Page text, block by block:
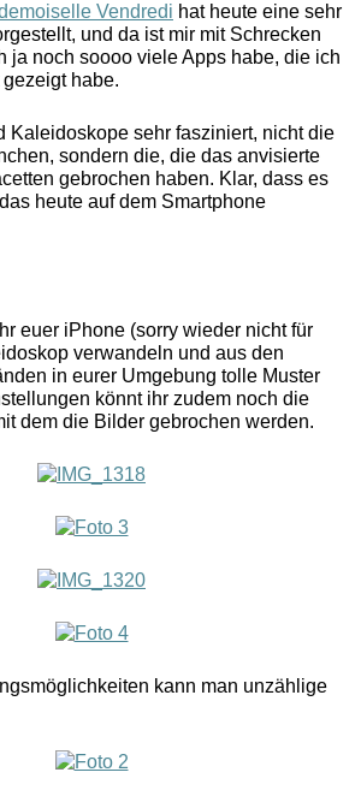
Vendredi hat heute eine sehr
und da ist mir mit Schrecken
ja noch soooo viele Apps habe, die ich
habe.
Kaleidoskope sehr fasziniert, nicht die
sondern die, die das anvisierte
gebrochen haben. Klar, dass es
heute auf dem Smartphone
euer iPhone (sorry wieder nicht für
verwandeln und aus den
in eurer Umgebung tolle Muster
könnt ihr zudem noch die
dem die Bilder gebrochen werden.
kann man unzählige